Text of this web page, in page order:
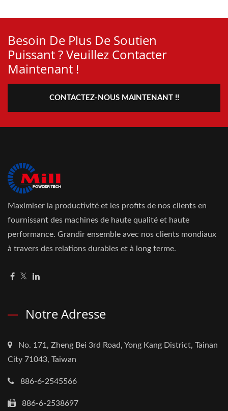
Besoin De Plus De Soutien
Puissant ? Veuillez Contacter
Maintenant !
CONTACTEZ-NOUS MAINTENANT !!
Maximiser la productivité et les profits de nos clients en
fournissant des machines de haute qualité et haute
performance. Grandir ensemble avec nos clients mondiaux
à travers des relations durables et à long terme.
Notre Adresse
No. 171, Zheng Bei 3rd Road, Yong Kang District, Tainan
City 71043, Taiwan
886-6-2545566
886-6-2538697